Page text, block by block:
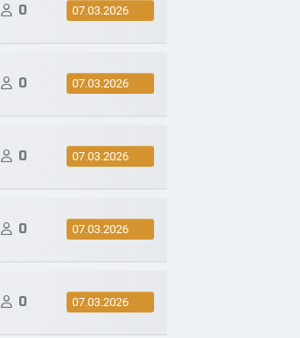
0 07.03.2026
0 07.03.2026
0 07.03.2026
0 07.03.2026
0 07.03.2026